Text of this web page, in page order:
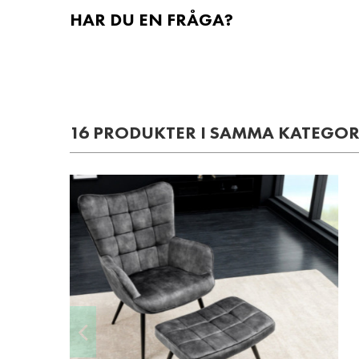
HAR DU EN FRÅGA?
16 PRODUKTER I SAMMA